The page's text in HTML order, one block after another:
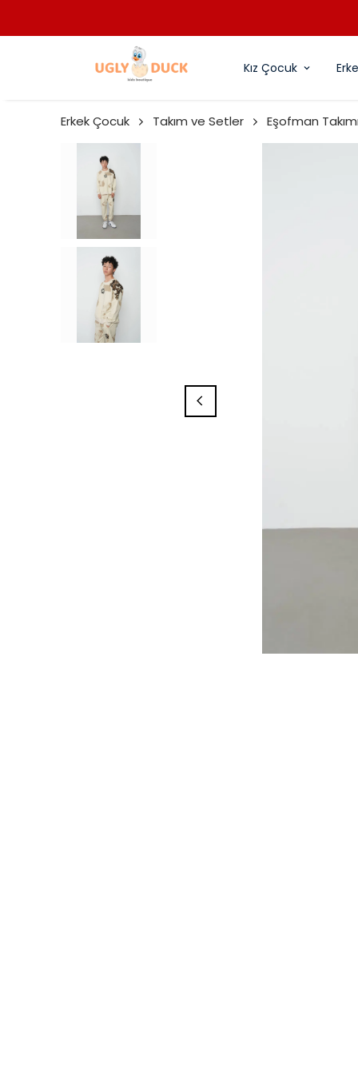
Kız Çocuk
Erkek Çocuk Takım ve Setler Eşofman